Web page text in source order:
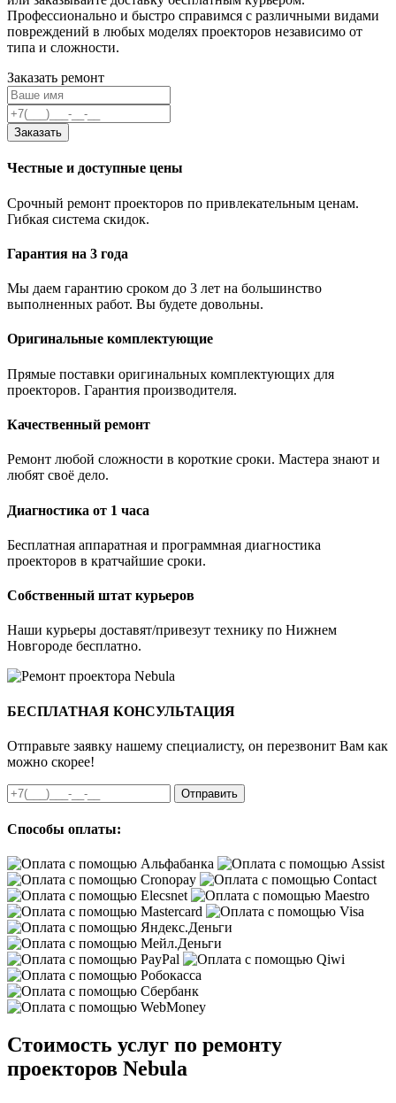
Профессионально и быстро справимся с различными видами
повреждений в любых моделях проекторов независимо от
типа и сложности.
Заказать ремонт
Заказать
Честные и доступные цены
Срочный ремонт проекторов по привлекательным ценам.
Гибкая система скидок.
Гарантия на 3 года
Мы даем гарантию сроком до 3 лет на большинство
выполненных работ. Вы будете довольны.
Оригинальные комплектующие
Прямые поставки оригинальных комплектующих для
проекторов. Гарантия производителя.
Качественный ремонт
Ремонт любой сложности в короткие сроки. Мастера знают и
любят своё дело.
Диагностика от 1 часа
Бесплатная аппаратная и программная диагностика
проекторов в кратчайшие сроки.
Собственный штат курьеров
Наши курьеры доставят/привезут технику по Нижнем
Новгороде бесплатно.
БЕСПЛАТНАЯ КОНСУЛЬТАЦИЯ
Отправьте заявку нашему специалисту, он перезвонит Вам как
можно скорее!
Отправить
Способы оплаты:
Стоимость услуг по ремонту
проекторов Nebula